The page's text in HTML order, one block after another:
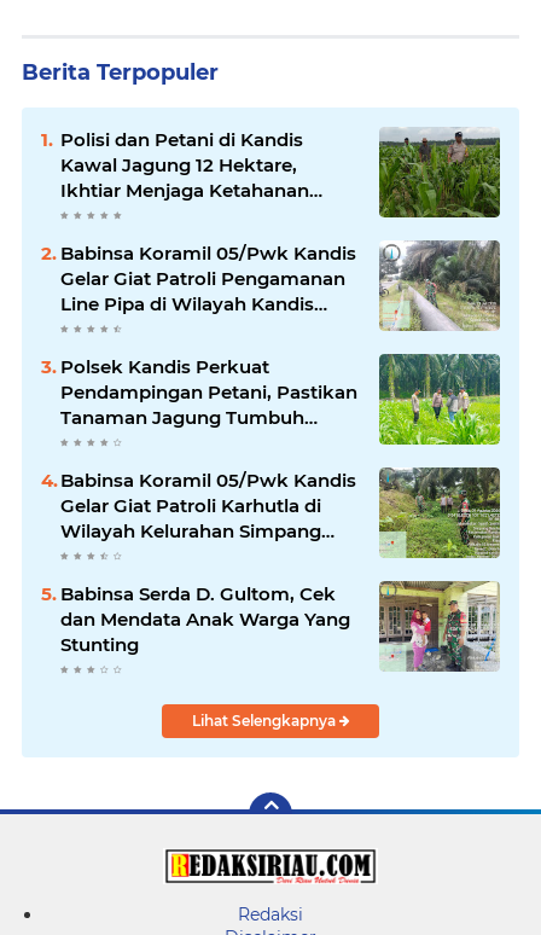
Berita Terpopuler
Polisi dan Petani di Kandis
Kawal Jagung 12 Hektare,
Ikhtiar Menjaga Ketahanan
Pangan
Babinsa Koramil 05/Pwk Kandis
Gelar Giat Patroli Pengamanan
Line Pipa di Wilayah Kandis
Kandis
Polsek Kandis Perkuat
Pendampingan Petani, Pastikan
Tanaman Jagung Tumbuh
Optimal Dukung Swasembada
Pangan Nasional
Babinsa Koramil 05/Pwk Kandis
Gelar Giat Patroli Karhutla di
Wilayah Kelurahan Simpang
Belutu
Babinsa Serda D. Gultom, Cek
dan Mendata Anak Warga Yang
Stunting
Lihat Selengkapnya
Redaksi